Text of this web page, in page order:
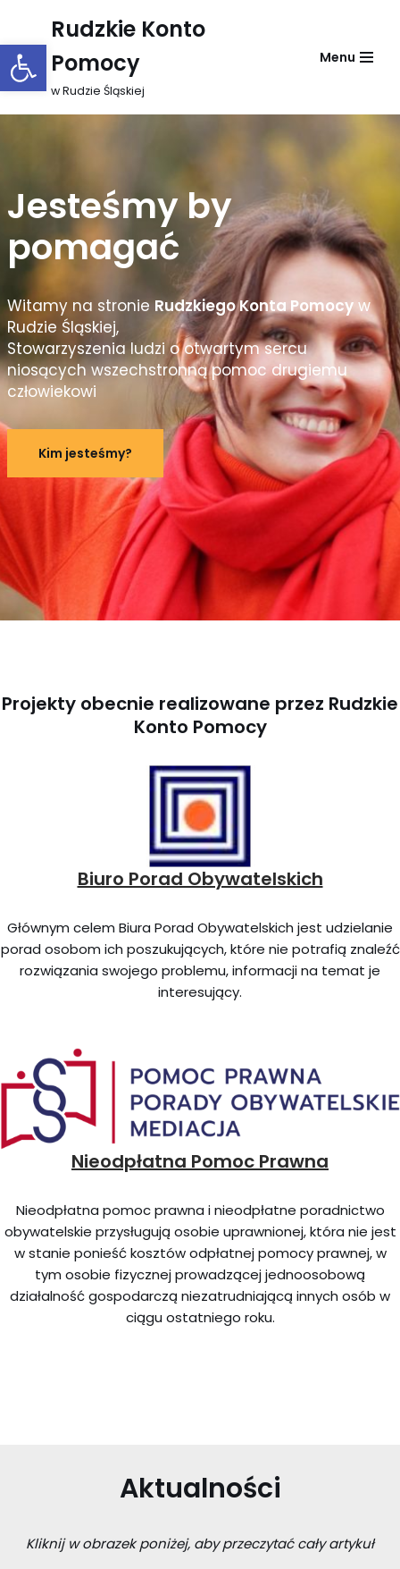
Otwórz pasek narzędzi
Przejdź
do
treści
Rudzkie Konto
Pomocy
w Rudzie Śląskiej
Menu
Jesteśmy by
pomagać
Witamy na stronie Rudzkiego Konta Pomocyw
Rudzie Śląskiej,
Stowarzyszenia ludzi o otwartym sercu
niosących wszechstronną pomoc drugiemu
człowiekowi
Kim jesteśmy?
Projekty obecnie realizowane przez Rudzkie
Konto Pomocy
Biuro Porad Obywatelskich
Głównym celem Biura Porad Obywatelskich jest udzielanie
porad osobom ich poszukujących, które nie potrafią znaleźć
rozwiązania swojego problemu, informacji na temat je
interesujący.
Nieodpłatna Pomoc Prawna
Nieodpłatna pomoc prawna i nieodpłatne poradnictwo
obywatelskie przysługują osobie uprawnionej, która nie jest
w stanie ponieść kosztów odpłatnej pomocy prawnej, w
tym osobie fizycznej prowadzącej jednoosobową
działalność gospodarczą niezatrudniającą innych osób w
ciągu ostatniego roku.
Aktualności
Kliknij w obrazek poniżej, aby przeczytać cały artykuł